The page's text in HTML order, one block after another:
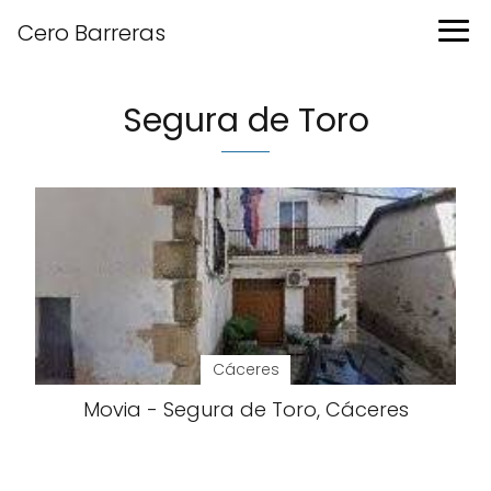
Cero Barreras
Segura de Toro
Cáceres
Movia - Segura de Toro, Cáceres